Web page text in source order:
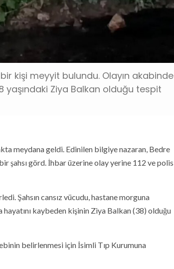
kişi meyyit bulundu. Olayın akabinde
yaşındaki Ziya Balkan olduğu tespit
meydana geldi. Edinilen bilgiye nazaran, Bedre
şahsı görd. İhbar üzerine olay yerine 112 ve polis
Şahsın cansız vücudu, hastane morguna
hayatını kaybeden kişinin Ziya Balkan (38) olduğu
belirlenmesi için İsimli Tıp Kurumuna